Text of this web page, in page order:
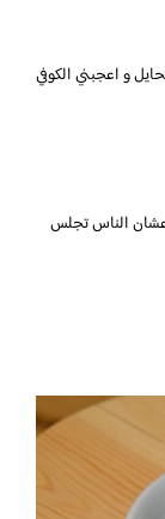
و اعجبني الكوفي
الناس تجلس